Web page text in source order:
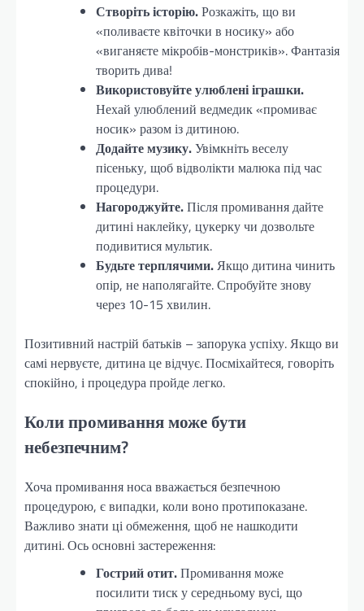
Створіть історію.Розкажіть, що ви
«поливаєте квіточки в носику» або
«виганяєте мікробів-монстриків». Фантазія
творить дива!
Використовуйте улюблені іграшки.
Нехай улюблений ведмедик «промиває
носик» разом із дитиною.
Додайте музику.Увімкніть веселу
пісеньку, щоб відволікти малюка під час
процедури.
Нагороджуйте.Після промивання дайте
дитині наклейку, цукерку чи дозвольте
подивитися мультик.
Будьте терплячими.Якщо дитина чинить
опір, не наполягайте. Спробуйте знову
через 10-15 хвилин.
Позитивний настрій батьків – запорука успіху. Якщо ви
самі нервуєте, дитина це відчує. Посміхайтеся, говоріть
спокійно, і процедура пройде легко.
Коли промивання може бути
небезпечним?
Хоча промивання носа вважається безпечною
процедурою, є випадки, коли воно протипоказане.
Важливо знати ці обмеження, щоб не нашкодити
дитині. Ось основні застереження:
Гострий отит.Промивання може
посилити тиск у середньому вусі, що